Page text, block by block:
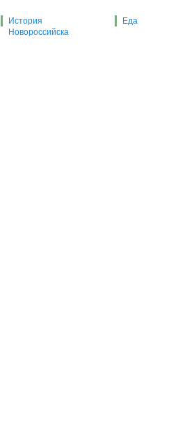
История
Новороссийска
Еда